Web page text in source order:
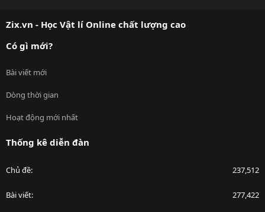
Zix.vn - Học Vật lí Online chất lượng cao
Có gì mới?
Bài viết mới
Dòng thời gian
Hoạt động mới nhất
Thống kê diễn đàn
Chủ đề 237,512
Bài viết 277,422